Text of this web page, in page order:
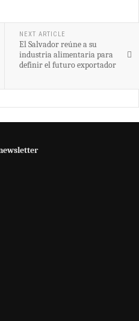
NEXT ARTICLE
El Salvador reúne a su
industria alimentaria para
definir el futuro exportador